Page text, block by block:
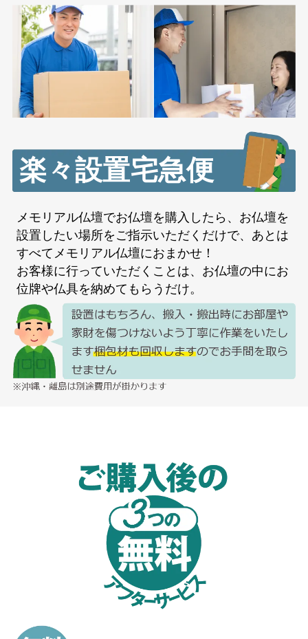
楽々設置宅急便
メモリアル仏壇でお仏壇を購入したら、お仏壇を
設置したい場所をご指示いただくだけで、あとは
すべてメモリアル仏壇におまかせ！
お客様に行っていただくことは、お仏壇の中にお
位牌や仏具を納めてもらうだけ。